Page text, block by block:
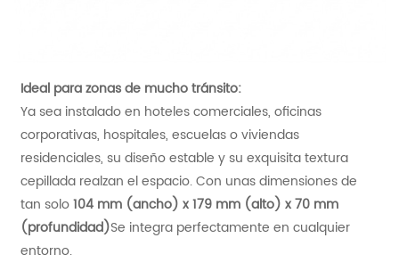
Ideal para zonas de mucho tránsito:
Ya sea instalado en hoteles comerciales, oficinas
corporativas, hospitales, escuelas o viviendas
residenciales, su diseño estable y su exquisita textura
cepillada realzan el espacio. Con unas dimensiones de
tan solo104 mm (ancho) x 179 mm (alto) x 70 mm
(profundidad)Se integra perfectamente en cualquier
entorno.